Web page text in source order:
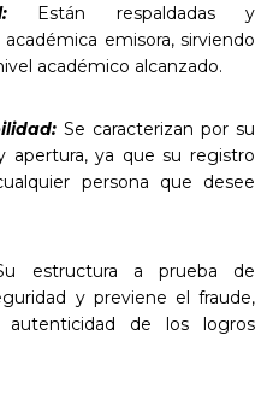
Están respaldadas y
emisora, sirviendo
académico alcanzado.
Se caracterizan por su
apertura, ya que su registro
persona que desee
estructura a prueba de
y previene el fraude,
de los logros